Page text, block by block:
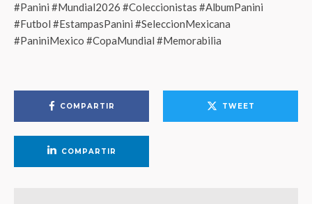
#Panini #Mundial2026 #Coleccionistas #AlbumPanini
#Futbol #EstampasPanini #SeleccionMexicana
#PaniniMexico #CopaMundial #Memorabilia
COMPARTIR TWEET
COMPARTIR